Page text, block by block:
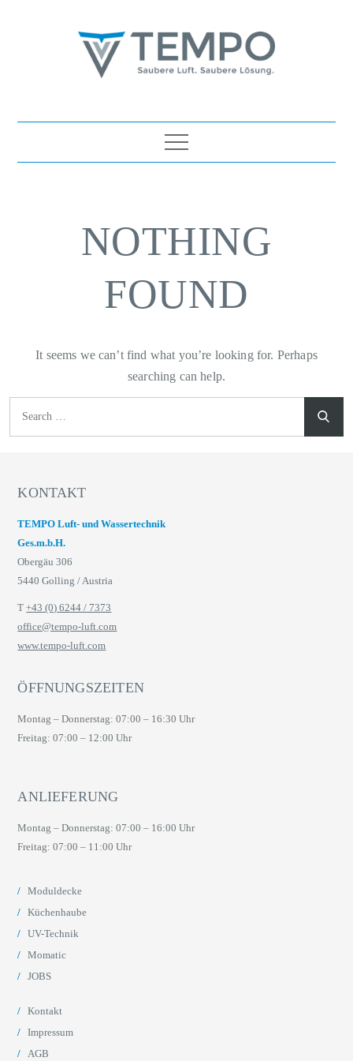
Wassertechnik Ges.m.b.H.
NOTHING
FOUND
It seems we can’t find what you’re looking for. Perhaps
searching can help.
KONTAKT
TEMPO Luft- und Wassertechnik
Ges.m.b.H.
Obergäu 306
5440 Golling / Austria
T+43 (0) 6244 / 7373
office@tempo-luft.com
www.tempo-luft.com
ÖFFNUNGSZEITEN
Montag – Donnerstag: 07:00 – 16:30 Uhr
Freitag: 07:00 – 12:00 Uhr
ANLIEFERUNG
Montag – Donnerstag: 07:00 – 16:00 Uhr
Freitag: 07:00 – 11:00 Uhr
Moduldecke
Küchenhaube
UV-Technik
Momatic
JOBS
Kontakt
Impressum
AGB